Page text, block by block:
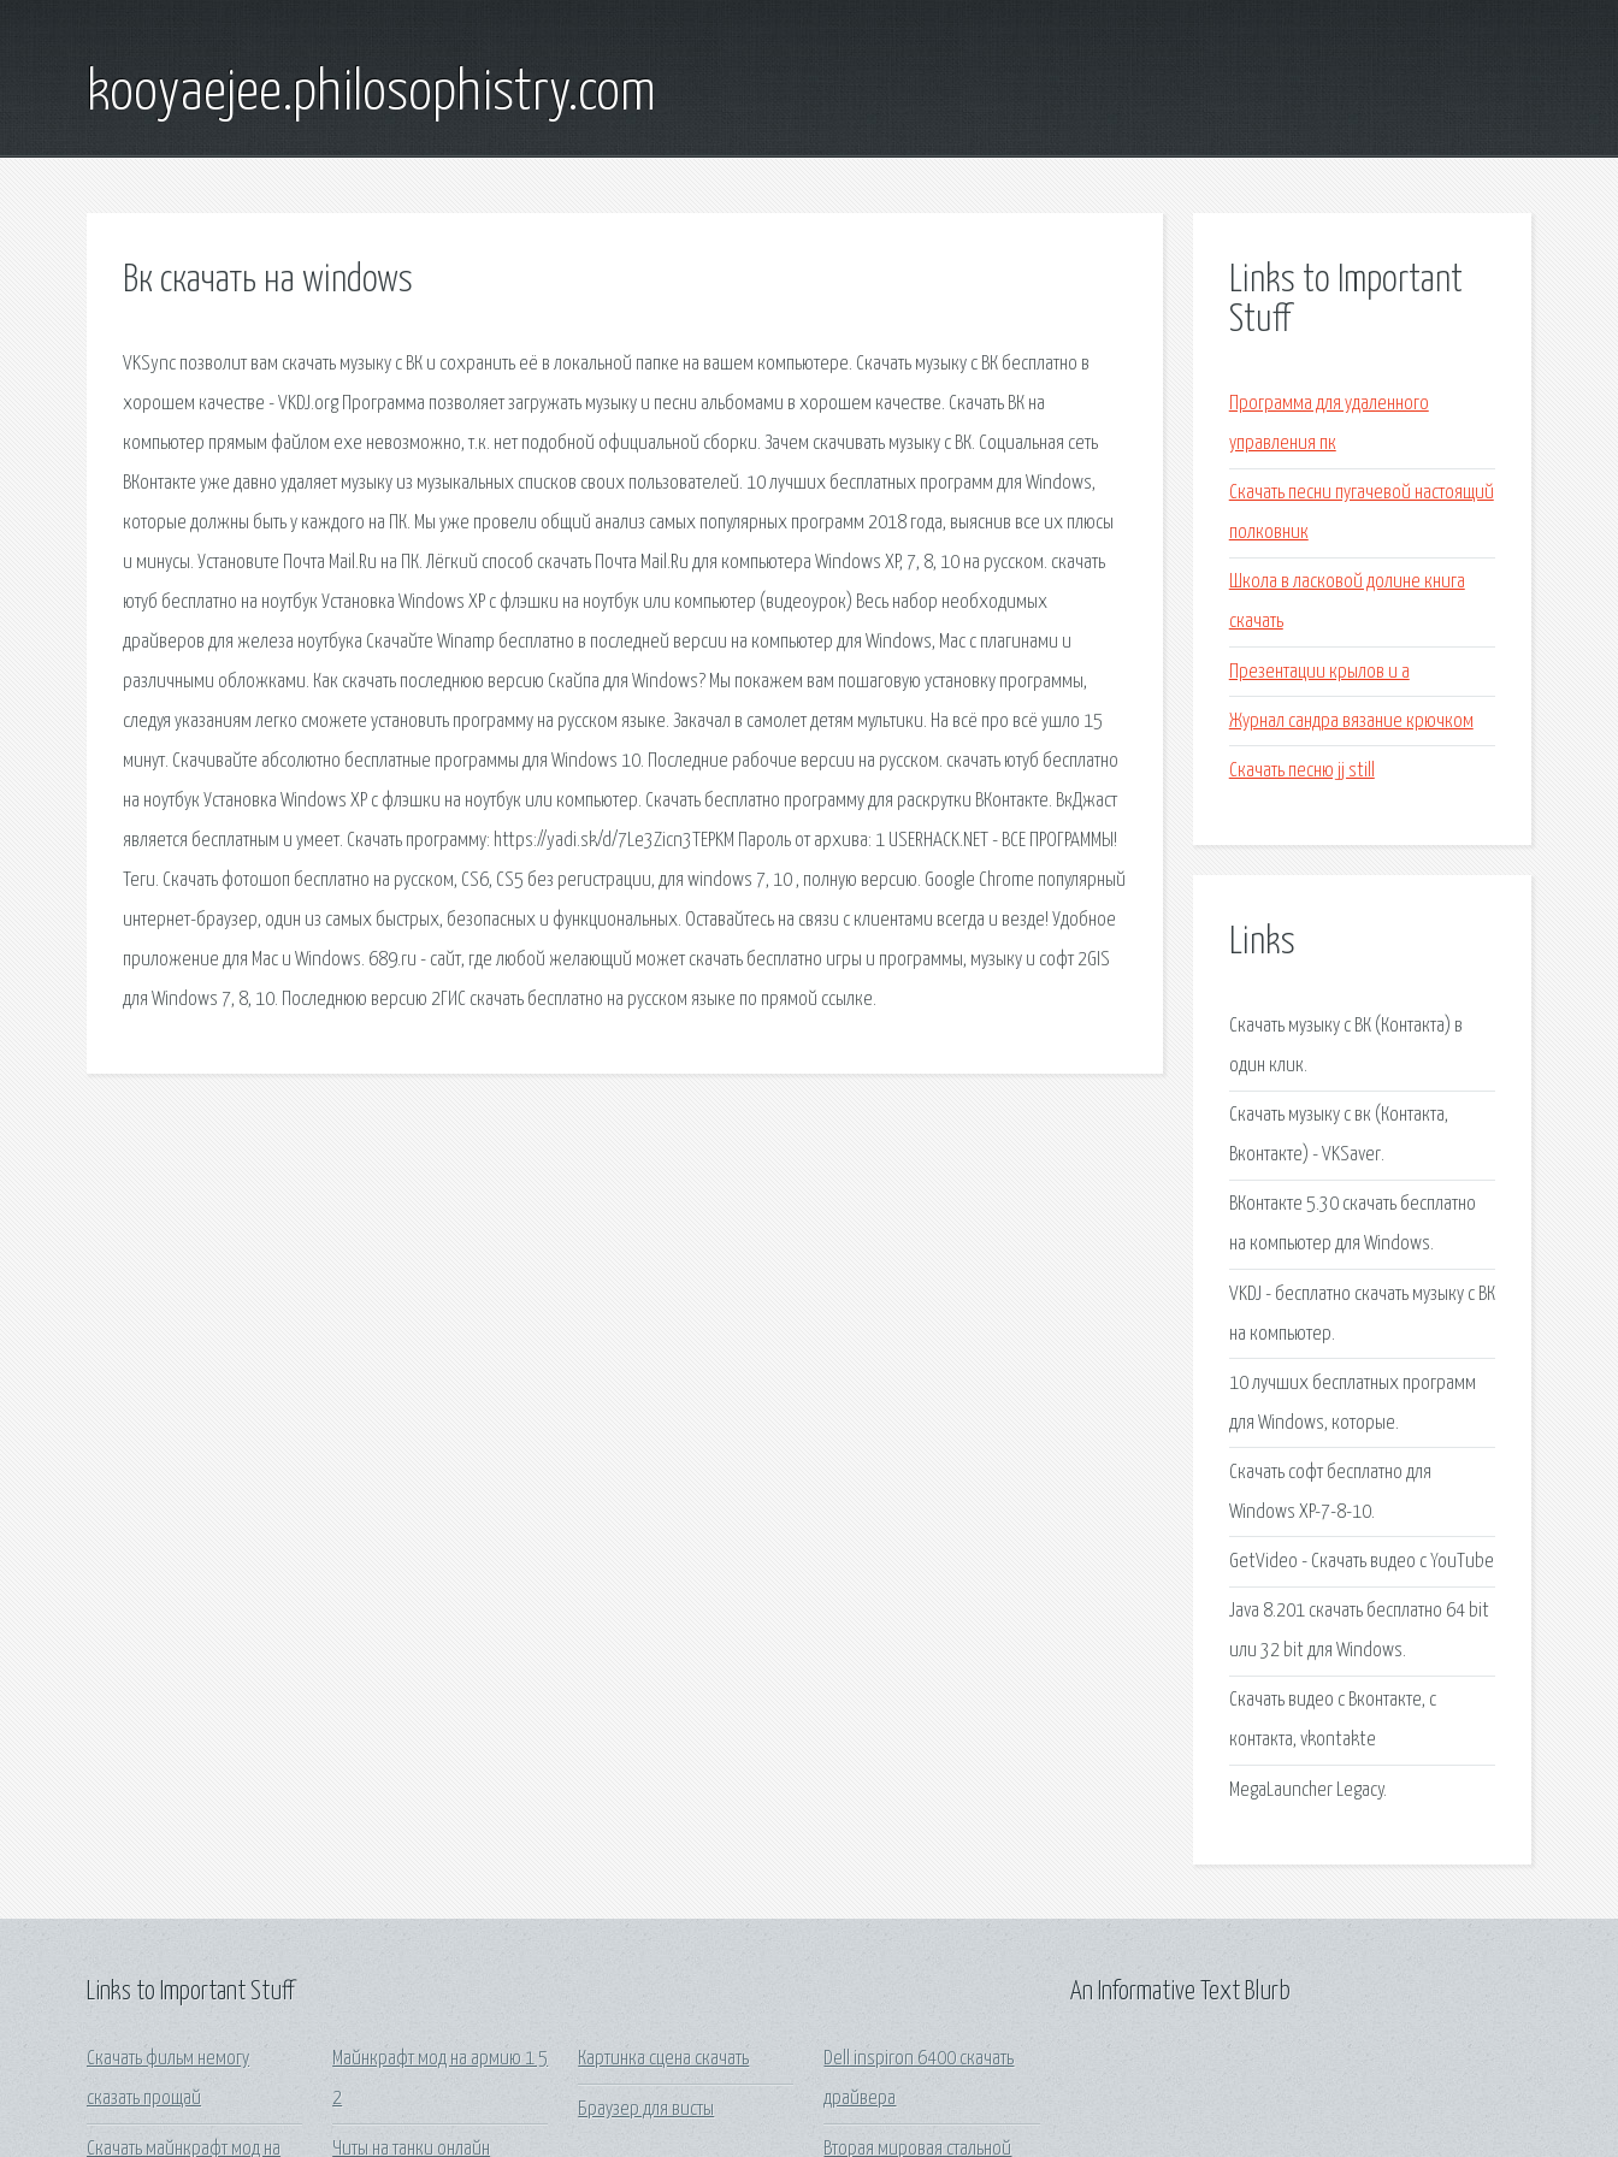
kooyaejee.philosophistry.com
Вк скачать на windows
VKSync позволит вам скачать музыку с ВК и сохранить её в локальной папке на вашем компьютере. Скачать музыку с ВК бесплатно в
хорошем качестве - VKDJ.org Программа позволяет загружать музыку и песни альбомами в хорошем качестве. Скачать ВК на
компьютер прямым файлом exe невозможно, т.к. нет подобной официальной сборки. Зачем скачивать музыку с ВК. Социальная сеть
ВКонтакте уже давно удаляет музыку из музыкальных списков своих пользователей. 10 лучших бесплатных программ для Windows,
которые должны быть у каждого на ПК. Мы уже провели общий анализ самых популярных программ 2018 года, выяснив все их плюсы
и минусы. Установите Почта Mail.Ru на ПК. Лёгкий способ скачать Почта Mail.Ru для компьютера Windows XP, 7, 8, 10 на русском. скачать
ютуб бесплатно на ноутбук Установка Windows XP с флэшки на ноутбук или компьютер (видеоурок) Весь набор необходимых
драйверов для железа ноутбука Скачайте Winamp бесплатно в последней версии на компьютер для Windows, Mac с плагинами и
различными обложками. Как скачать последнюю версию Скайпа для Windows? Мы покажем вам пошаговую установку программы,
следуя указаниям легко сможете установить программу на русском языке. Закачал в самолет детям мультики. На всё про всё ушло 15
минут. Скачивайте абсолютно бесплатные программы для Windows 10. Последние рабочие версии на русском. скачать ютуб бесплатно
на ноутбук Установка Windows XP с флэшки на ноутбук или компьютер. Скачать бесплатно программу для раскрутки ВКонтакте. ВкДжаст
является бесплатным и умеет. Скачать программу: https://yadi.sk/d/7Le3Zicn3TEPKM Пароль от архива: 1 USERHACK.NET - ВСЕ ПРОГРАММЫ!
Теги. Скачать фотошоп бесплатно на русском, CS6, CS5 без регистрации, для windows 7, 10 , полную версию. Google Chrome популярный
интернет-браузер, один из самых быстрых, безопасных и функциональных. Оставайтесь на связи с клиентами всегда и везде! Удобное
приложение для Mac и Windows. 689.ru - сайт, где любой желающий может скачать бесплатно игры и программы, музыку и софт 2GIS
для Windows 7, 8, 10. Последнюю версию 2ГИС скачать бесплатно на русском языке по прямой ссылке.
Links to Important
Stuff
Программа для удаленного
управления пк
Скачать песни пугачевой настоящий
полковник
Школа в ласковой долине книга
скачать
Презентации крылов и а
Журнал сандра вязание крючком
Скачать песню jj still
Links
Скачать музыку с ВК (Контакта) в
один клик.
Скачать музыку с вк (Контакта,
Вконтакте) - VKSaver.
ВКонтакте 5.30 скачать бесплатно
на компьютер для Windows.
VKDJ - бесплатно скачать музыку с ВК
на компьютер.
10 лучших бесплатных программ
для Windows, которые.
Скачать софт бесплатно для
Windows XP-7-8-10.
GetVideo - Скачать видео с YouTube
Java 8.201 скачать бесплатно 64 bit
или 32 bit для Windows.
Скачать видео с Вконтакте, с
контакта, vkontakte
MegaLauncher Legacy.
Links to Important Stuff
Скачать фильм немогу
сказать прощай
Скачать майнкрафт мод на
Майнкрафт мод на армию 1 5
2
Читы на танки онлайн
Картинка сцена скачать
Браузер для висты
Dell inspiron 6400 скачать
драйвера
Вторая мировая стальной
An Informative Text Blurb